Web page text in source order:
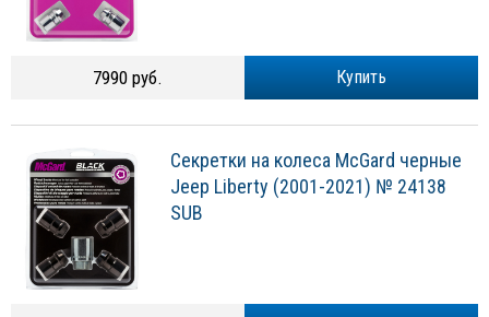
Купить
7990 руб.
Секретки на колеса McGard черные
Jeep Liberty (2001-2021) № 24138
SUB